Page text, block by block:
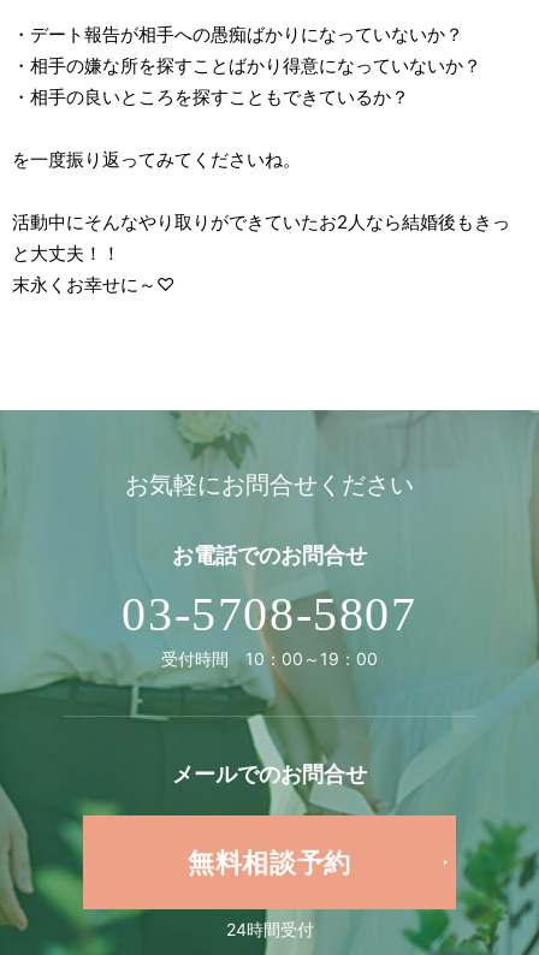
・デート報告が相手への愚痴ばかりになっていないか？
・相手の嫌な所を探すことばかり得意になっていないか？
・相手の良いところを探すこともできているか？
を一度振り返ってみてくださいね。
活動中にそんなやり取りができていたお2人なら結婚後もきっ
と大丈夫！！
末永くお幸せに～♡
お気軽にお問合せください
お電話でのお問合せ
03-5708-5807
受付時間 10：00～19：00
メールでのお問合せ
無料相談予約
24時間受付